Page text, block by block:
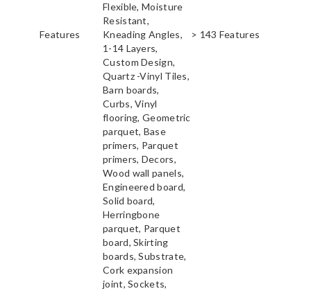
Features
Flexible, Moisture
Resistant,
Kneading Angles,
1-14 Layers,
Custom Design,
> 143 Features
Quartz -Vinyl Tiles,
Barn boards,
Curbs, Vinyl
flooring, Geometric
parquet, Base
primers, Parquet
primers, Decors,
Wood wall panels,
Engineered board,
Solid board,
Herringbone
parquet, Parquet
board, Skirting
boards, Substrate,
Cork expansion
joint, Sockets,